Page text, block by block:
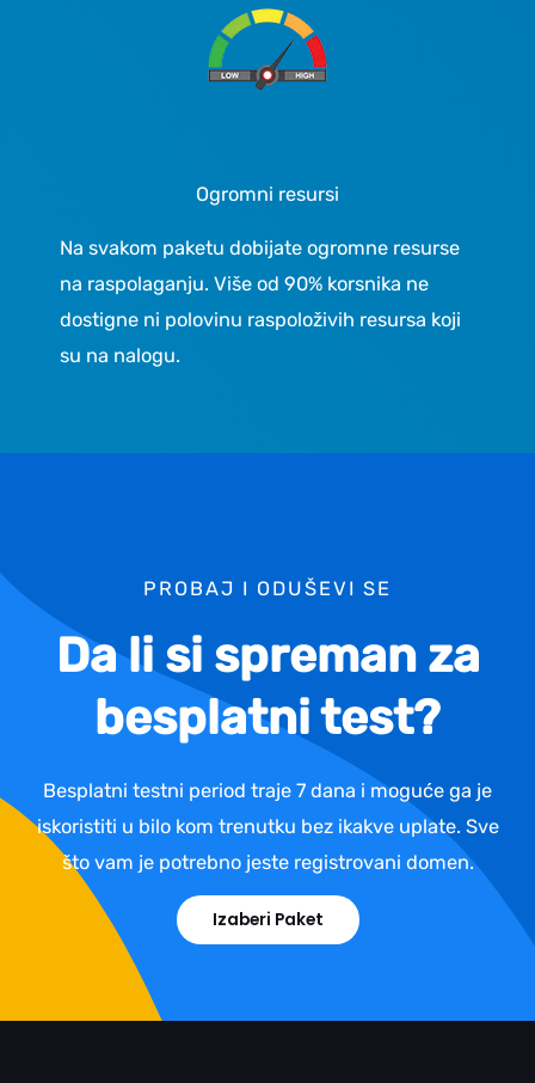
Ogromni resursi
Na svakom paketu dobijate ogromne resurse
na raspolaganju. Više od 90% korsnika ne
dostigne ni polovinu raspoloživih resursa koji
su na nalogu.
PROBAJ I ODUŠEVI SE
Da li si spreman za
besplatni test?
Besplatni testni period traje 7 dana i moguće ga je
iskoristiti u bilo kom trenutku bez ikakve uplate. Sve
što vam je potrebno jeste registrovani domen.
Izaberi Paket